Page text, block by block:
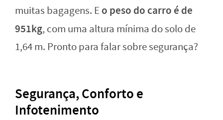
muitas bagagens. E o peso do carro é de
951kg, com uma altura mínima do solo de
1,64 m. Pronto para falar sobre segurança?
Segurança, Conforto e
Infotenimento